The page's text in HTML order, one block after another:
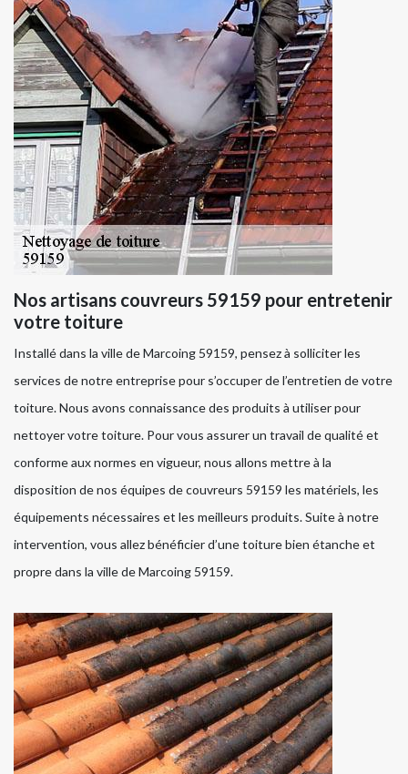
Nos artisans couvreurs 59159 pour entretenir
votre toiture
Installé dans la ville de Marcoing 59159, pensez à solliciter les
services de notre entreprise pour s’occuper de l’entretien de votre
toiture. Nous avons connaissance des produits à utiliser pour
nettoyer votre toiture. Pour vous assurer un travail de qualité et
conforme aux normes en vigueur, nous allons mettre à la
disposition de nos équipes de couvreurs 59159 les matériels, les
équipements nécessaires et les meilleurs produits. Suite à notre
intervention, vous allez bénéficier d’une toiture bien étanche et
propre dans la ville de Marcoing 59159.